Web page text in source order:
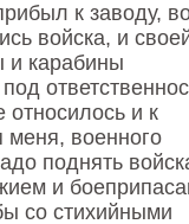
к заводу,
войска, и
и карабины
и к
военного
поднять
и
со стихийными